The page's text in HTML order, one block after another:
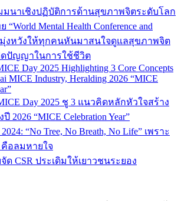
มนาเชิงปฏิบัติการด้านสุขภาพจิตระดับโลก
Mental Health Conference and
มุ่งหวังให้ทุกคนหันมาสนใจดูแลสุขภาพจิต
ดปัญญาในการใช้ชีวิต
Day 2025 Highlighting 3 Core Concepts
MICE Industry, Heralding 2026 “MICE
Day 2025 ชู 3 แนวคิดหลักหัวใจสร้าง
2026 “MICE Celebration Year”
2024: “No Tree, No Breath, No Life” เพราะ
อลมหายใจ
ด CSR ประเดิมให้เยาวชนระยอง